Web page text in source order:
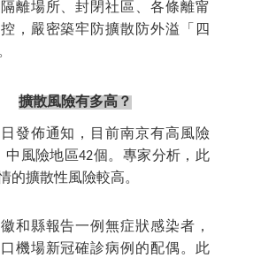
離場所、封閉社區、各條離甯
，嚴密築牢防擴散防外溢「四
擴散風險有多高？
發佈通知，目前南京有高風險
中風險地區42個。專家分析，此
的擴散性風險較高。
和縣報告一例無症狀感染者，
機場新冠確診病例的配偶。此